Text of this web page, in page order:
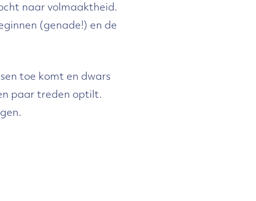
naar volmaaktheid.
(genade!) en de
toe komt en dwars
paar treden optilt.